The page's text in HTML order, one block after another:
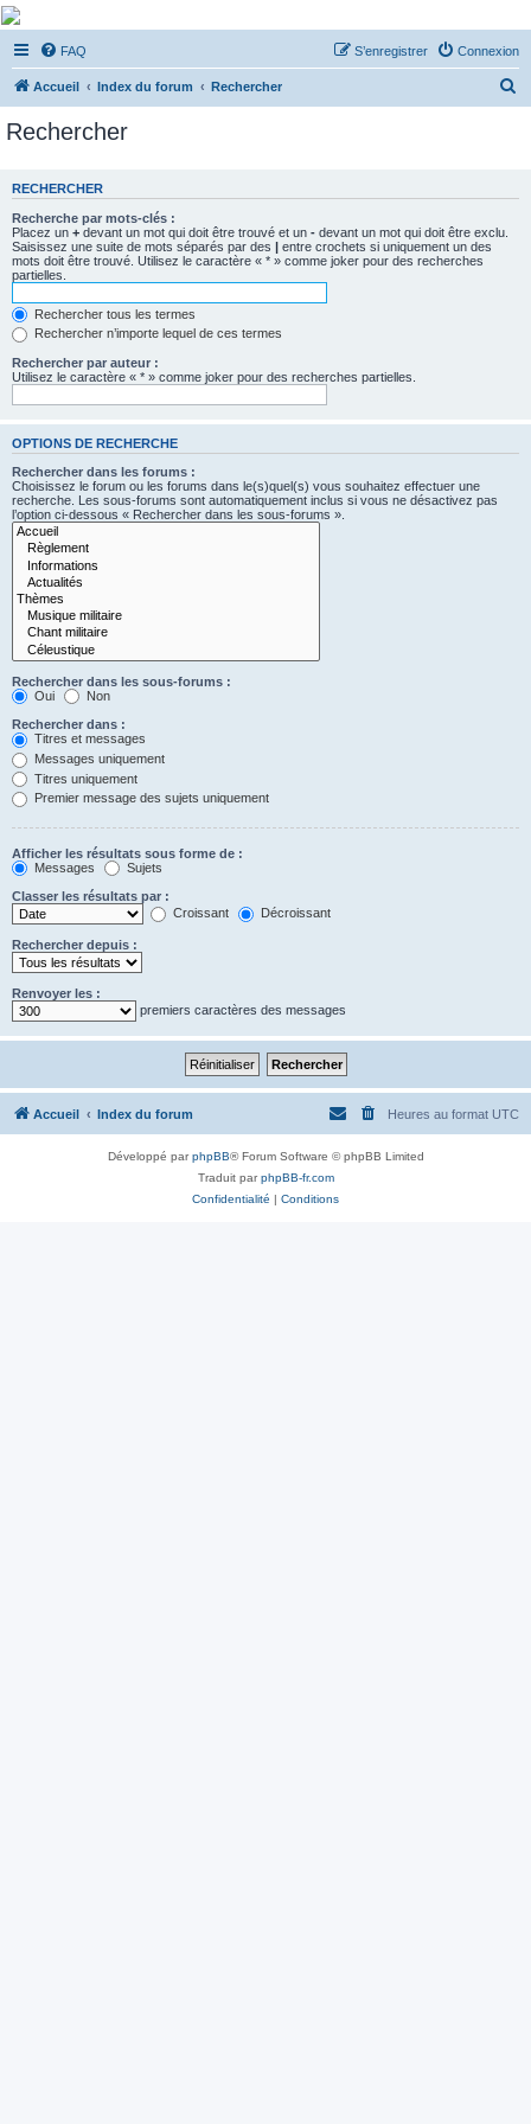
De Musicae Militari -
Forums
Forums de discussions
FAQ Connexion
S’enregistrer
Accueil Index du forum Rechercher
e
Rechercher
RECHERCHER
Recherche par mots-clés :
Placez un + devant un mot qui doit être trouvé et un - devant un mot qui doit être exclu.
Saisissez une suite de mots séparés par des | entre crochets si uniquement un des
mots doit être trouvé. Utilisez le caractère « * » comme joker pour des recherches
partielles.
Rechercher tous les termes
Rechercher n’importe lequel de ces termes
Rechercher par auteur :
Utilisez le caractère « * » comme joker pour des recherches partielles.
OPTIONS DE RECHERCHE
Rechercher dans les forums :
Choisissez le forum ou les forums dans le(s)quel(s) vous souhaitez effectuer une
recherche. Les sous-forums sont automatiquement inclus si vous ne désactivez pas
l’option ci-dessous « Rechercher dans les sous-forums ».
Rechercher dans les sous-forums :
Oui
Non
Rechercher dans :
Titres et messages
Messages uniquement
Titres uniquement
Premier message des sujets uniquement
Afficher les résultats sous forme de :
Messages
Sujets
Classer les résultats par :
Croissant
Décroissant
Rechercher depuis :
Renvoyer les :
premiers caractères des messages
Accueil Index du forum Heures au format UTC
Développé parphpBB® Forum Software © phpBB Limited
Traduit parphpBB-fr.com
Confidentialité
Conditions